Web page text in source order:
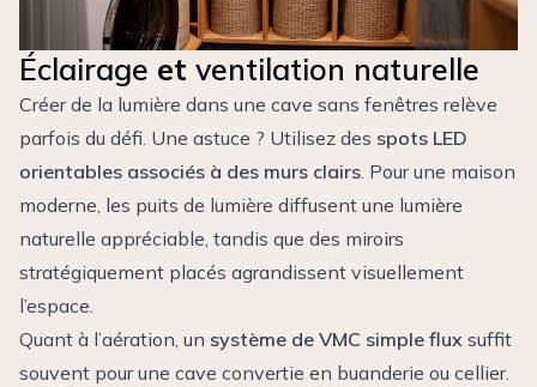
Éclairage et ventilation naturelle
Créer de la lumière dans une cave sans fenêtres relève
parfois du défi. Une astuce ? Utilisez des spots LED
orientables associés à des murs clairs. Pour une maison
moderne, les puits de lumière diffusent une lumière
naturelle appréciable, tandis que des miroirs
stratégiquement placés agrandissent visuellement
l’espace.
Quant à l’aération, un système de VMC simple flux suffit
souvent pour une cave convertie en buanderie ou cellier.